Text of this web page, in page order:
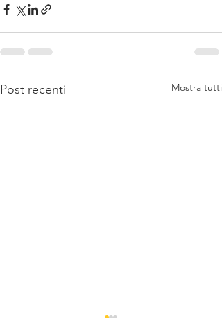
Post recenti Mostra tutti